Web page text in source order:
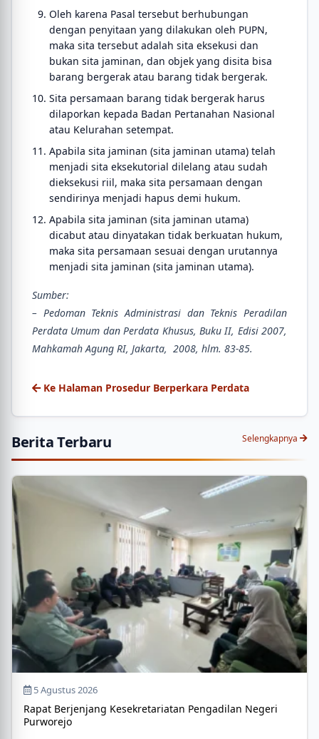
Oleh karena Pasal tersebut berhubungan
dengan penyitaan yang dilakukan oleh PUPN,
maka sita tersebut adalah sita eksekusi dan
bukan sita jaminan, dan objek yang disita bisa
barang bergerak atau barang tidak bergerak.
Sita persamaan barang tidak bergerak harus
dilaporkan kepada Badan Pertanahan Nasional
atau Kelurahan setempat.
Apabila sita jaminan (sita jaminan utama) telah
menjadi sita eksekutorial dilelang atau sudah
dieksekusi riil, maka sita persamaan dengan
sendirinya menjadi hapus demi hukum.
Apabila sita jaminan (sita jaminan utama)
dicabut atau dinyatakan tidak berkuatan hukum,
maka sita persamaan sesuai dengan urutannya
menjadi sita jaminan (sita jaminan utama).
Sumber:
– Pedoman Teknis Administrasi dan Teknis Peradilan
Perdata Umum dan Perdata Khusus, Buku II, Edisi 2007,
Mahkamah Agung RI, Jakarta, 2008, hlm. 83-85.
Ke Halaman Prosedur Berperkara Perdata
Berita Terbaru Selengkapnya
5 Agustus 2026
Rapat Berjenjang Kesekretariatan Pengadilan Negeri
Purworejo